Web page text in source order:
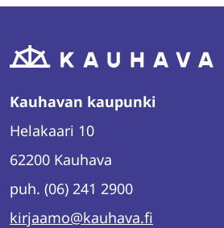
Kauhavan kaupunki
Helakaari 10
62200 Kauhava
puh. (06) 241 2900
kirjaamo@kauhava.fi